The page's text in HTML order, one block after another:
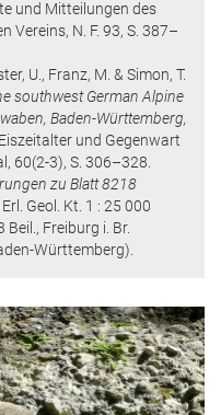
und Mitteilungen des
Vereins, N. F. 93, S. 387–
U., Franz, M. & Simon, T.
southwest German Alpine
Baden-Württemberg,
und Gegenwart
60(2-3), S. 306–328.
zu Blatt 8218
Erl. Geol. Kt. 1 : 25 000
Beil., Freiburg i. Br.
Württemberg).